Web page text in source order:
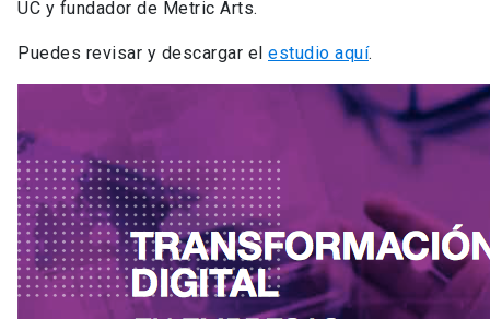
UC y fundador de Metric Arts.
Puedes revisar y descargar el estudio aquí.